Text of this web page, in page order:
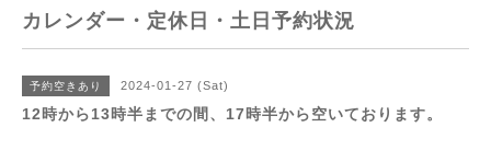
カレンダー・定休日・土日予約状況
予約空きあり 2024-01-27 (Sat)
12時から13時半までの間、17時半から空いております。